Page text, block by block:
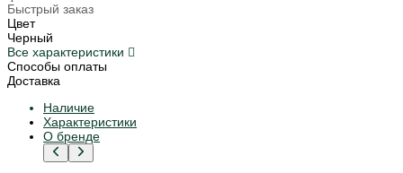
Быстрый заказ
Цвет
Черный
Все характеристики
Способы оплаты
Доставка
Наличие
Характеристики
О бренде